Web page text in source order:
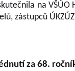
na
zástupců
za 68.